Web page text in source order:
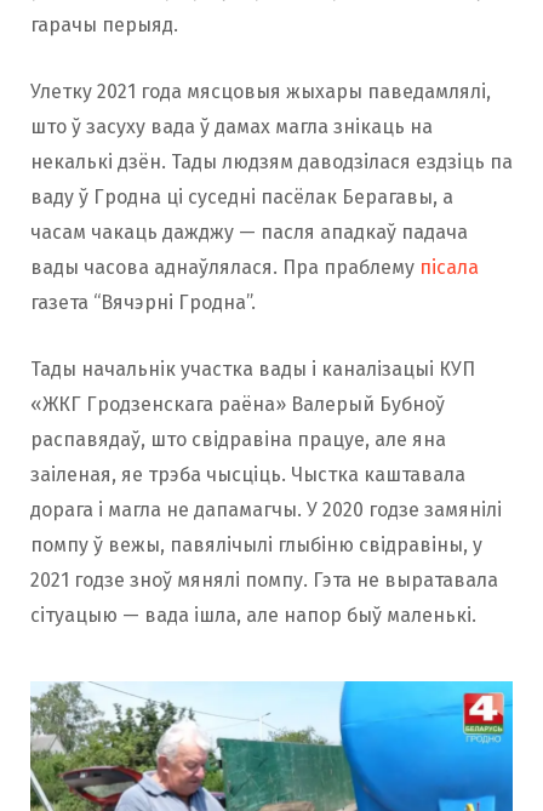
гарачы перыяд.
Улетку 2021 года мясцовыя жыхары паведамлялі,
што ў засуху вада ў дамах магла знікаць на
некалькі дзён. Тады людзям даводзілася ездзіць па
ваду ў Гродна ці суседні пасёлак Берагавы, а
часам чакаць дажджу — пасля ападкаў падача
вады часова аднаўлялася. Пра праблему пісала
газета “Вячэрні Гродна”.
Тады начальнік участка вады і каналізацыі КУП
«ЖКГ Гродзенскага раёна» Валерый Бубноў
распавядаў, што свідравіна працуе, але яна
заіленая, яе трэба чысціць. Чыстка каштавала
дорага і магла не дапамагчы. У 2020 годзе замянілі
помпу ў вежы, павялічылі глыбіню свідравіны, у
2021 годзе зноў мянялі помпу. Гэта не выратавала
сітуацыю — вада ішла, але напор быў маленькі.